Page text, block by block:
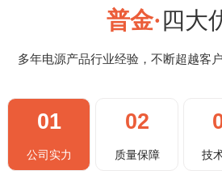
普金· 四大
多年电源产品行业经验，不断超越客
01
公司实力
02
质量保障 技